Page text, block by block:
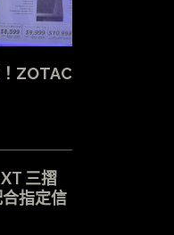
ZOTAC
三摺
指定信